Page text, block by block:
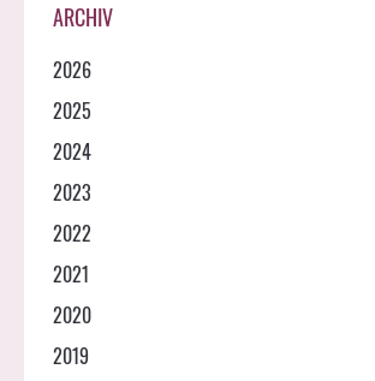
ARCHIV
2026
2025
2024
2023
2022
2021
2020
2019